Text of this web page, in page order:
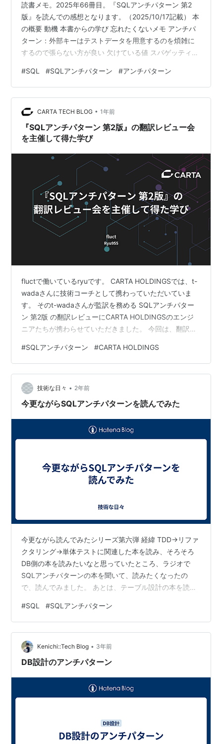
読書メモ。2025年66冊目。『SQLアンチパターン 第2
版』を読んでの感想となります。（2025/10/17記載） 本
の概要 動機 本書からの学び 忘れたくないメモ アンチパ
ターン：外部キーはテストデータを用意するのを煩雑に
するので張らない方が良い 欠けている値 スパゲッティク
システム開発には、様々な場面で陥りやすい失敗（アン
チパターン）が存在します。本書では、SQLやデータベ
ース設計を深く掘り下げ、データモデリングやSQLクエ
リのロジック、データ駆動アプリケーションのコード設
計におけるアンチパターンを紹介し、それらを回避する
ための実践的…
#SQL #SQLアンチパターン #アンチパターン
CARTA TECH BLOG • 1年前
『SQLアンチパターン 第2版』の翻訳レビュー会
を主催して得た学び
fluctで働いているryuです。 CARTA HOLDINGSでは、t-
wadaさんに技術コーチとして携わっていただいていま
す。 そのt-wadaさんが監訳を務める SQLアンチパター
ン 第2版 の翻訳レビューにCARTA HOLDINGSのエンジ
ニアたちが携わらせていただきました。 今回は、翻訳レ
会の感想について書いていきます。 きっかけ CARTA
HOLDINGSでは、もう何年もずっとt-wadaさんと毎週読
書会を開催しています。 techblog.cartaholdings.co.jp
昨年の7月頃、t-wadaさんとの読書会で1冊の…
#SQLアンチパターン #CARTA HOLDINGS
技術な日々 • 2年前
今更ながらSQLアンチパターンを読んでみた
今更ながら読んでみたシリーズ第六弾 経緯 TDD→リファ
クタリング→単体テストに関連した本を読み、そろそろ
DB側の本を読みたいなと思っていたところ、ラジオで
SQLアンチパターンの本を聞いて、読みたくなったの
で、読んでみました。 あとは、テーブル設計の本を読ん
かなど気になったのもあります。
https://amzn.asia/d/9DATCW5 読んだほうがいい人 テ
ーブル設計のアンチパターン、SQLのアンチパターンが
知りたいエンジニア 感想 各章はそれぞれのアンチパター
ンについて、解説されていて、わかりやすいです。 気に
#SQL #SQLアンチパターン
Kenichi::Tech Blog • 3年前
DB設計のアンチパターン